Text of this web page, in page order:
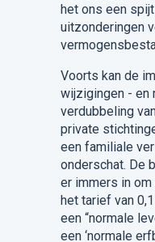
het ons een
uitzonderingen
Voorts kan de
wijzigingen - en
verdubbeling
private
een familiale
onderschat. De
er immers in om
het tarief van
een “normale
een ‘normale